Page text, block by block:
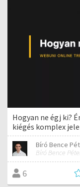
Hogyan ne égj ki?
kiégés komplex
Bíró Bence
Bíró Bence
6